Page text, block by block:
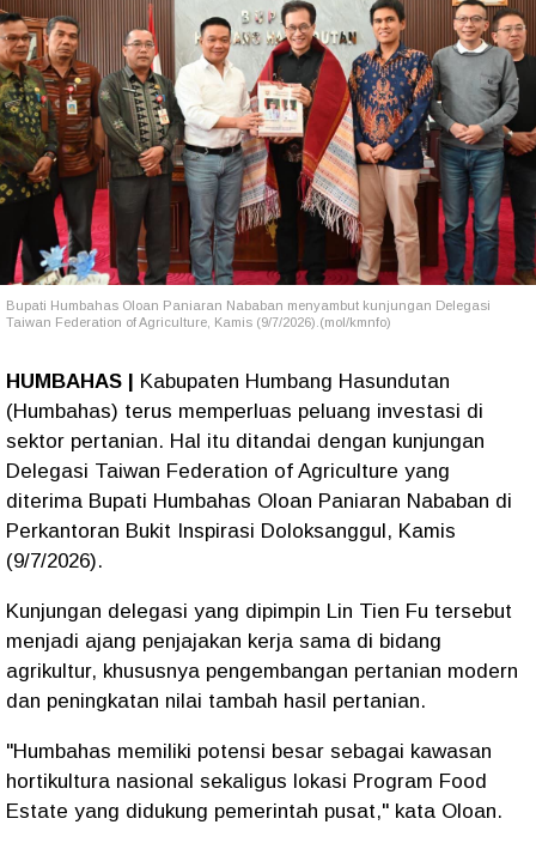
Bupati Humbahas Oloan Paniaran Nababan menyambut kunjungan Delegasi
Taiwan Federation of Agriculture, Kamis (9/7/2026).(mol/kmnfo)
HUMBAHAS | Kabupaten Humbang Hasundutan
(Humbahas) terus memperluas peluang investasi di
sektor pertanian. Hal itu ditandai dengan kunjungan
Delegasi Taiwan Federation of Agriculture yang
diterima Bupati Humbahas Oloan Paniaran Nababan di
Perkantoran Bukit Inspirasi Doloksanggul, Kamis
(9/7/2026).
Kunjungan delegasi yang dipimpin Lin Tien Fu tersebut
menjadi ajang penjajakan kerja sama di bidang
agrikultur, khususnya pengembangan pertanian modern
dan peningkatan nilai tambah hasil pertanian.
"Humbahas memiliki potensi besar sebagai kawasan
hortikultura nasional sekaligus lokasi Program Food
Estate yang didukung pemerintah pusat," kata Oloan.